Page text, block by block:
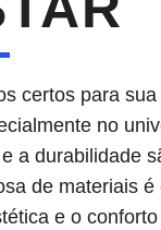
certos para
no
a durabilidade
de materiais é
e o